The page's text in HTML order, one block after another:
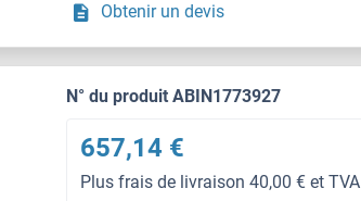
Obtenir un devis
N° du produit ABIN1773927
657,14 €
Plus frais de livraison 40,00 € et TVA